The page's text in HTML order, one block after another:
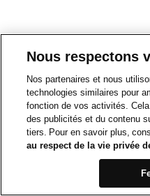
Nous respectons
Nos partenaires et nous
technologies similaires pour
fonction de vos activités.
des publicités et du contenu
tiers. Pour en savoir plus,
au respect de la vie privée